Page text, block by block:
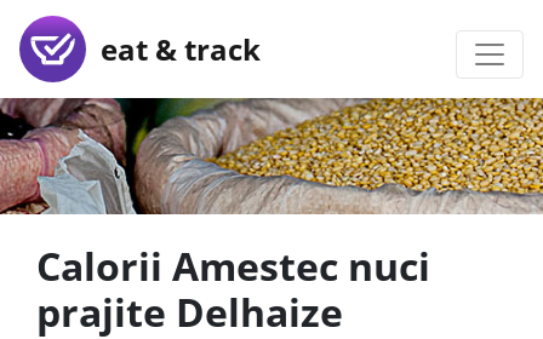
eat & track
Calorii Amestec nuci
prajite Delhaize